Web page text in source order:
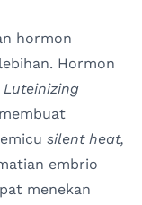
hormon
Hormon
Luteinizing
silent heat,
embrio
menekan